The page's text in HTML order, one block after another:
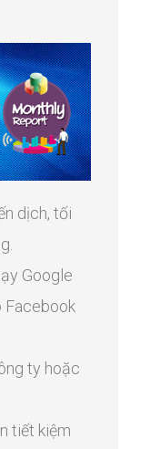
dịch, tối
Google
Facebook
ty hoặc
tiết kiệm